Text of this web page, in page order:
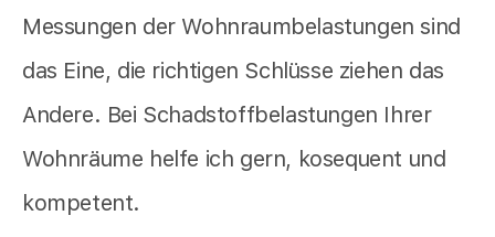
Messungen der Wohnraumbelastungen sind
das Eine, die richtigen Schlüsse ziehen das
Andere. Bei Schadstoffbelastungen Ihrer
Wohnräume helfe ich gern, kosequent und
kompetent.